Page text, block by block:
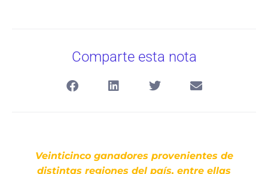
Comparte esta nota
Veinticinco ganadores provenientes de
distintas regiones del país, entre ellas